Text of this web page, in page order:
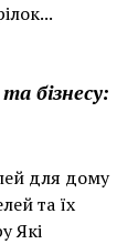
бізнесу:
для дому
та їх
Які